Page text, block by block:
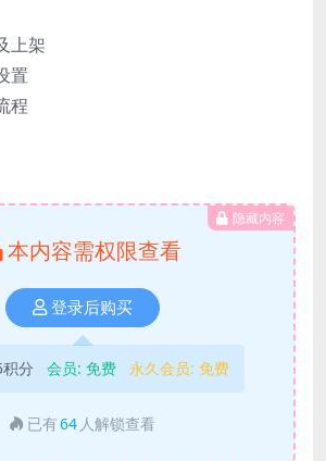
上架
置
程
隐藏内容
本内容需权限查看
登录后购买
积分 会员: 免费 永久会员: 免费
已有64 人解锁查看